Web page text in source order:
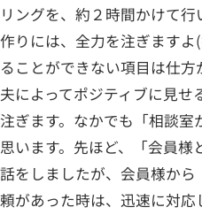
リングを、約２時間かけて
作りには、全力を注ぎます
ることができない項目は仕
夫によってポジティブに見
注ぎます。なかでも「相談室
思います。先ほど、「会員様
話をしましたが、会員様か
頼があった時は、迅速に対応